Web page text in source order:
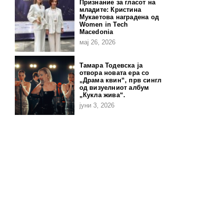
Признание за гласот на
младите: Кристина
Мукаетова наградена од
Women in Tech
Macedonia
мај 26, 2026
Тамара Тодевска ја
отвора новата ера со
„Драма квин“, прв сингл
од визуелниот албум
„Кукла жива“.
јуни 3, 2026